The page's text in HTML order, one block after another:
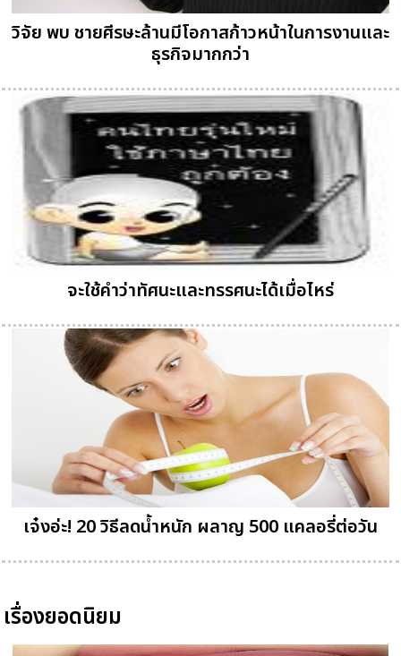
วิจัย พบ ชายศีรษะล้านมีโอกาสก้าวหน้าในการงานและ
ธุรกิจมากกว่า
จะใช้คำว่าทัศนะและทรรศนะได้เมื่อไหร่
เจ๋งอ่ะ! 20 วิธีลดน้ำหนัก ผลาญ 500 แคลอรี่ต่อวัน
เรื่องยอดนิยม